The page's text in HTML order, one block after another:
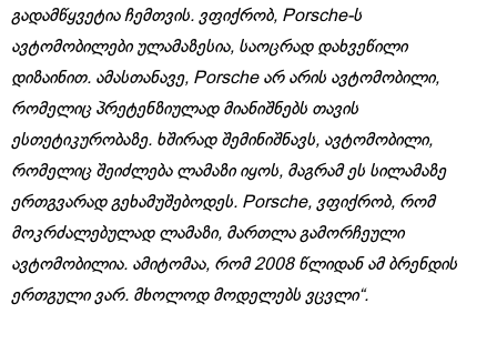
გადამწყვეტია ჩემთვის. ვფიქრობ, Porsche-ს
ავტომობილები ულამაზესია, საოცრად დახვეწილი
დიზაინით. ამასთანავე, Porsche არ არის ავტომობილი,
რომელიც პრეტენზიულად მიანიშნებს თავის
ესთეტიკურობაზე. ხშირად შემინიშნავს, ავტომობილი,
რომელიც შეიძლება ლამაზი იყოს, მაგრამ ეს სილამაზე
ერთგვარად გეხამუშებოდეს. Porsche, ვფიქრობ, რომ
მოკრძალებულად ლამაზი, მართლა გამორჩეული
ავტომობილია. ამიტომაა, რომ 2008 წლიდან ამ ბრენდის
ერთგული ვარ. მხოლოდ მოდელებს ვცვლი“.